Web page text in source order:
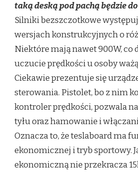
taką deską pod pachą będzie
Silniki bezszczotkowe
wersjach konstrukcyjnych o
Niektóre mają nawet 900W, co
uczucie prędkości u osoby
Ciekawie prezentuje się
sterowania. Pistolet, bo z nim
kontroler prędkości, pozwala
tyłu oraz hamowanie i
Oznacza to, że teslaboard ma
ekonomicznej i tryb sportowy.
ekonomiczną nie przekracza